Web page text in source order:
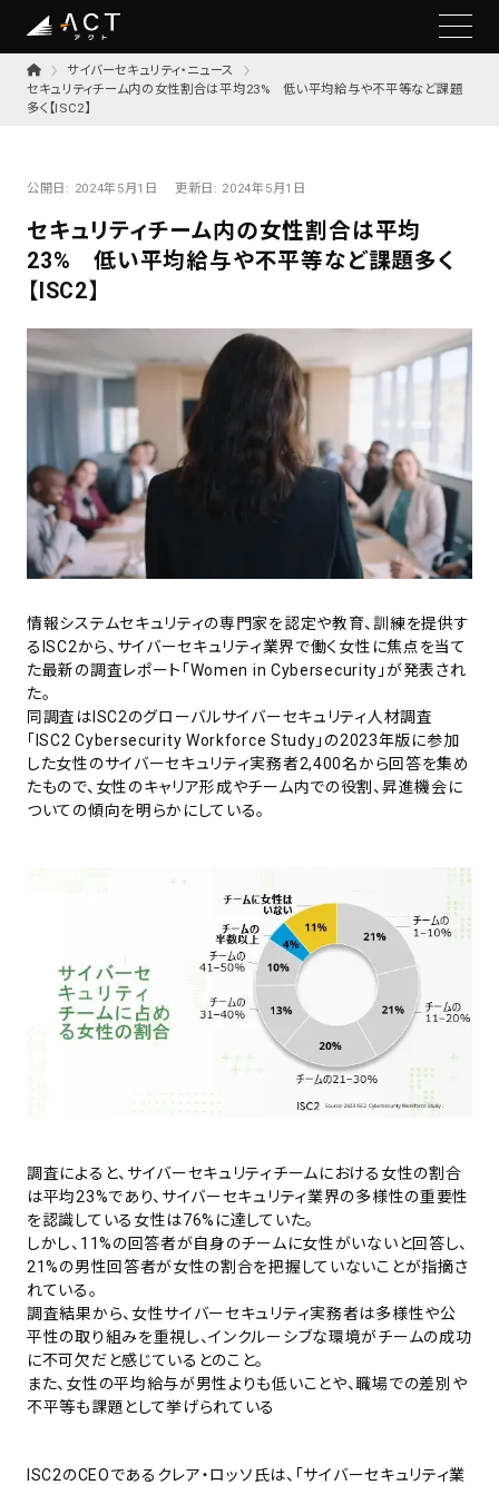
サイバーセキュリティ・ニュース
セキュリティチーム内の女性割合は平均23% 低い平均給与や不平等など課題
多く【ISC2】
公開日: 2024年5月1日 更新日: 2024年5月1日
セキュリティチーム内の女性割合は平均
23% 低い平均給与や不平等など課題多く
【ISC2】
情報システムセキュリティの専門家を認定や教育、訓練を提供す
るISC2から、サイバーセキュリティ業界で働く女性に焦点を当て
た最新の調査レポート「Women in Cybersecurity」が発表され
た。
同調査はISC2のグローバルサイバーセキュリティ人材調査
「ISC2 Cybersecurity Workforce Study」の2023年版に参加
した女性のサイバーセキュリティ実務者2,400名から回答を集め
たもので、女性のキャリア形成やチーム内での役割、昇進機会に
ついての傾向を明らかにしている。
調査によると、サイバーセキュリティチームにおける女性の割合
は平均23%であり、サイバーセキュリティ業界の多様性の重要性
を認識している女性は76%に達していた。
しかし、11%の回答者が自身のチームに女性がいないと回答し、
21%の男性回答者が女性の割合を把握していないことが指摘さ
れている。
調査結果から、女性サイバーセキュリティ実務者は多様性や公
平性の取り組みを重視し、インクルーシブな環境がチームの成功
に不可欠だと感じているとのこと。
また、女性の平均給与が男性よりも低いことや、職場での差別や
不平等も課題として挙げられている
ISC2のCEOであるクレア・ロッソ氏は、「サイバーセキュリティ業